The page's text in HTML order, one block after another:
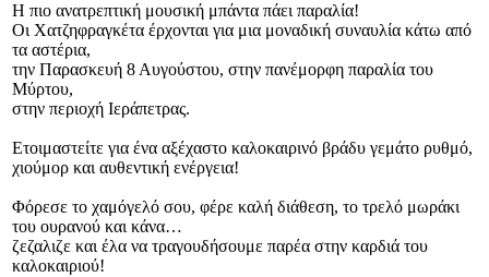
Η πιο ανατρεπτική μουσική μπάντα πάει παραλία!
Οι Χατζηφραγκέτα έρχονται για μια μοναδική συναυλία κάτω από
τα αστέρια,
την Παρασκευή 8 Αυγούστου, στην πανέμορφη παραλία του
Μύρτου,
στην περιοχή Ιεράπετρας.
Ετοιμαστείτε για ένα αξέχαστο καλοκαιρινό βράδυ γεμάτο ρυθμό,
χιούμορ και αυθεντική ενέργεια!
Φόρεσε το χαμόγελό σου, φέρε καλή διάθεση, το τρελό μωράκι
του ουρανού και κάνα…
ζεζαλιζε και έλα να τραγουδήσουμε παρέα στην καρδιά του
καλοκαιριού!